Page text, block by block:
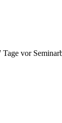
vor